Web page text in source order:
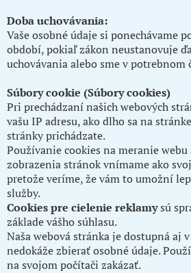
Doba uchovávania:
Vaše osobné údaje si ponechávame
období, pokiaľ zákon neustanovuje
uchovávania alebo sme v potrebnom
Súbory cookie (Súbory cookies)
Pri prechádzaní našich webových
vašu IP adresu, ako dlho sa na
stránky prichádzate.
Používanie cookies na meranie
zobrazenia stránok vnímame ako
pretože veríme, že vám to umožní
služby.
Cookies pre cielenie reklamysú
základe vášho súhlasu.
Naša webová stránka je dostupná aj
nedokáže zbierať osobné údaje.
na svojom počítači zakázať.